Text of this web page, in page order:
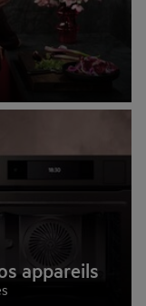
appareils